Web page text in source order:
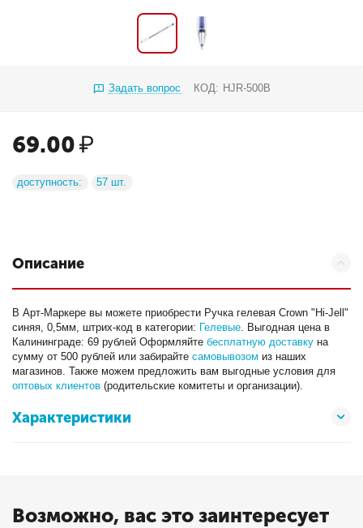
Задать вопрос КОД: HJR-500B
69.00₽
доступность: 57 шт.
Описание
В Арт-Маркере вы можете приобрести Ручка гелевая Crown "Hi-Jell"
синяя, 0,5мм, штрих-код в категории: Гелевые. Выгодная цена в
Калининграде: 69 рублей Оформляйтебесплатную доставку на
сумму от 500 рублей или забирайтесамовывозом из наших
магазинов. Также можем предложить вам выгодные условия для
оптовых клиентов (родительские комитеты и организации).
Характеристики
Возможно, вас это заинтересует